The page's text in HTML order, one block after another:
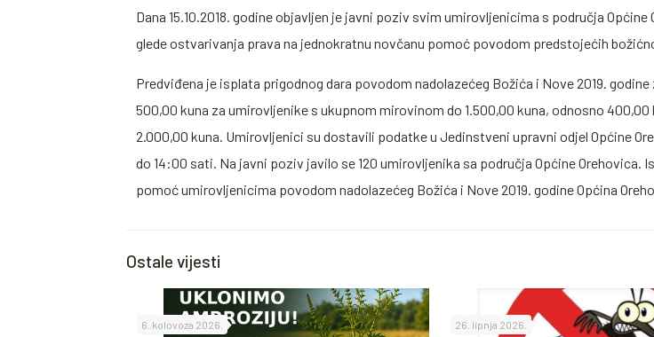
Dana 15.10.2018. godine objavljen je javni poziv svim umirovljenicima s područja
glede ostvarivanja prava na jednokratnu novčanu pomoć povodom predstojećih
Predviđena je isplata prigodnog dara povodom nadolazećeg Božića i Nove 2019.
500,00 kuna za umirovljenike s ukupnom mirovinom do 1.500,00 kuna, odnosno
2.000,00 kuna. Umirovljenici su dostavili podatke u Jedinstveni upravni odjel Općine
do 14:00 sati. Na javni poziv javilo se 120 umirovljenika sa područja Općine Orehovica.
pomoć umirovljenicima povodom nadolazećeg Božića i Nove 2019. godine Općina
Ostale vijesti
6. kolovoza 2026. 26. lipnja 2026.